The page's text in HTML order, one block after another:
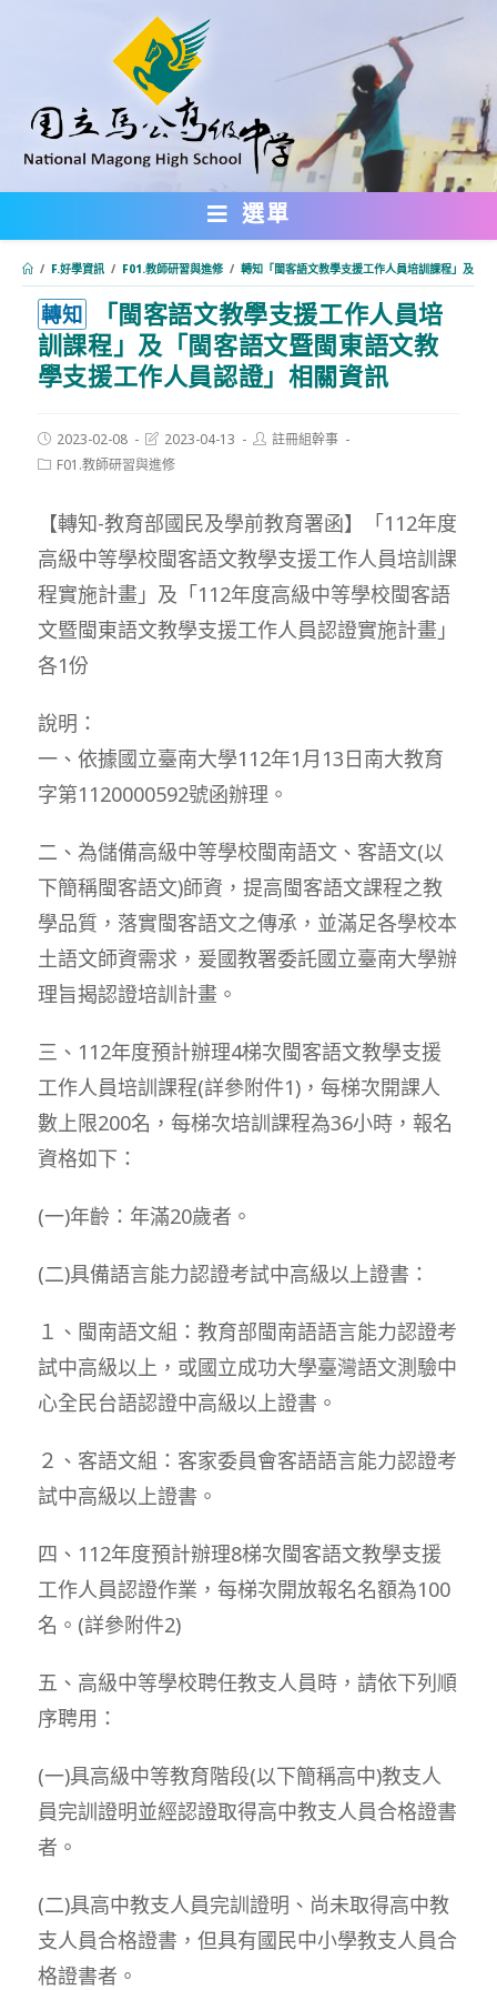
內
選單
/ F.好學資訊 / F01.教師研習與進修 / 轉知「閩客語文教學支援工作人員培訓課程」及「
轉知
「閩客語文教學支援工作人員培
訓課程」及「閩客語文暨閩東語文教
學支援工作人員認證」相關資訊
Post
published:
2023-02-08
Post
last
modified:
2023-04-13
Post註冊組幹事
PostF01.教師研習與進修
【轉知-教育部國民及學前教育署函】「112年度
高級中等學校閩客語文教學支援工作人員培訓課
程實施計畫」及「112年度高級中等學校閩客語
文暨閩東語文教學支援工作人員認證實施計畫」
各1份
說明：
一、依據國立臺南大學112年1月13日南大教育
字第1120000592號函辦理。
二、為儲備高級中等學校閩南語文、客語文(以
下簡稱閩客語文)師資，提高閩客語文課程之教
學品質，落實閩客語文之傳承，並滿足各學校本
土語文師資需求，爰國教署委託國立臺南大學辦
理旨揭認證培訓計畫。
三、112年度預計辦理4梯次閩客語文教學支援
工作人員培訓課程(詳參附件1)，每梯次開課人
數上限200名，每梯次培訓課程為36小時，報名
資格如下：
(一)年齡：年滿20歲者。
(二)具備語言能力認證考試中高級以上證書：
１、閩南語文組：教育部閩南語語言能力認證考
試中高級以上，或國立成功大學臺灣語文測驗中
心全民台語認證中高級以上證書。
２、客語文組：客家委員會客語語言能力認證考
試中高級以上證書。
四、112年度預計辦理8梯次閩客語文教學支援
工作人員認證作業，每梯次開放報名名額為100
名。(詳參附件2)
五、高級中等學校聘任教支人員時，請依下列順
序聘用：
(一)具高級中等教育階段(以下簡稱高中)教支人
員完訓證明並經認證取得高中教支人員合格證書
者。
(二)具高中教支人員完訓證明、尚未取得高中教
支人員合格證書，但具有國民中小學教支人員合
格證書者。